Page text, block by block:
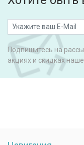
Подпишитесь на
акциях и скидках